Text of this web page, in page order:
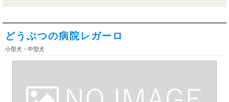
どうぶつの病院レガーロ
小型犬・中型犬